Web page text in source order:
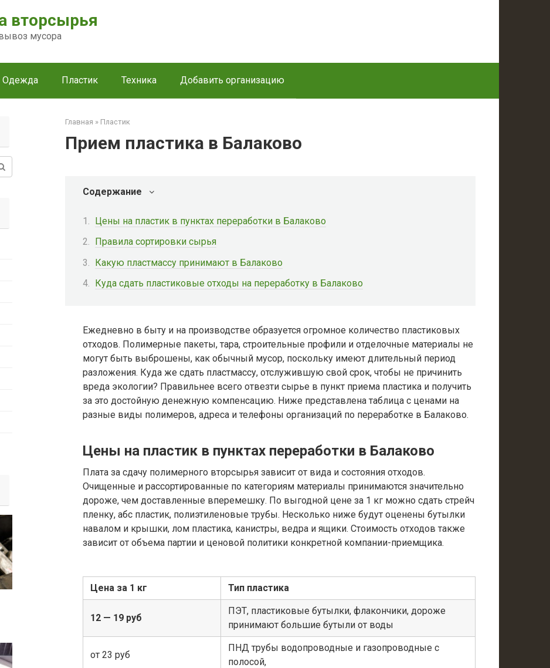
вторсырья
мусора
Одежда Пластик Техника Добавить организацию
Главная » Пластик
Прием пластика в Балаково
Содержание
Цены на пластик в пунктах переработки в Балаково
Правила сортировки сырья
Какую пластмассу принимают в Балаково
Куда сдать пластиковые отходы на переработку в Балаково
Ежедневно в быту и на производстве образуется огромное количество пластиковых
отходов. Полимерные пакеты, тара, строительные профили и отделочные материалы не
могут быть выброшены, как обычный мусор, поскольку имеют длительный период
разложения. Куда же сдать пластмассу, отслужившую свой срок, чтобы не причинить
вреда экологии? Правильнее всего отвезти сырье в пункт приема пластика и получить
за это достойную денежную компенсацию. Ниже представлена таблица с ценами на
разные виды полимеров, адреса и телефоны организаций по переработке в Балаково.
Цены на пластик в пунктах переработки в Балаково
Плата за сдачу полимерного вторсырья зависит от вида и состояния отходов.
Очищенные и рассортированные по категориям материалы принимаются значительно
дороже, чем доставленные вперемешку. По выгодной цене за 1 кг можно сдать стрейч
пленку, абс пластик, полиэтиленовые трубы. Несколько ниже будут оценены бутылки
навалом и крышки, лом пластика, канистры, ведра и ящики. Стоимость отходов также
зависит от объема партии и ценовой политики конкретной компании-приемщика.
Цена за 1 кг Тип пластика
12 — 19 руб
ПЭТ, пластиковые бутылки, флакончики, дороже
принимают большие бутыли от воды
от 23 руб
ПНД трубы водопроводные и газопроводные с
полосой,